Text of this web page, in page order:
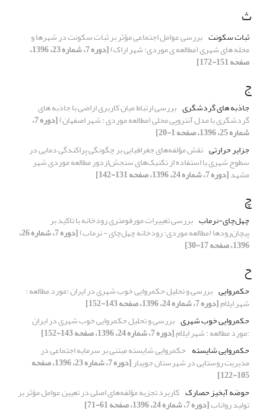
ث
ثبات سکونت بررسی عوامل اجتماعی مؤثر بر ثبات سکونت در شهرها و
محله های شهری (مطالعه ی موردی: شهر اراک) [دوره 7، شماره 23، 1396،
صفحه 151-172]
ج
جاذبه های گردشگری بررسی ارتباط میان کاربری اراضی با جاذبه های
گردشگری با مدل آنتروپی محلی (مطالعه موردی : شهر اصفهان) [دوره 7،
شماره 25، 1396، صفحه 1-20]
جزایر حرارتی نقش مؤلفه‌های جغرافیایی بر چگونگی پراکندگی دمایی در
سطوح شهری با استفاده از تکنیک‌های سنجش‌ازدور مطالعه موردی شهر
مشهد[دوره 7، شماره 24، 1396، صفحه 131-142]
چ
چهل‌چای‌-نرماب بررسی تغییرات مورفومتری رودخانه با تاکید بر
پیچان‌رودها (مطالعه موردی: رودخانه چهل‌چای - نرماب) [دوره 7، شماره 26،
1396، صفحه 17-30]
ح
حکمروایی بررسی و تحلیل حکمروایی خوب شهری در ایران :مورد مطالعه :
شهر ایلام[دوره 7، شماره 24، 1396، صفحه 143-152]
حکمروایی خوب شهری بررسی و تحلیل حکمروایی خوب شهری در ایران
:مورد مطالعه : شهر ایلام[دوره 7، شماره 24، 1396، صفحه 143-152]
حکمروایی شایسته حکمروایی شایسته مبتنی بر سرمایه اجتماعی در
مدیریت روستایی در شهرستان جویبار [دوره 7، شماره 23، 1396، صفحه
105-122]
حوضه آبخیز حصارک کاربرد تجزیه مؤلفه‌های اصلی در تعیین عوامل مؤثر بر
تولید رواناب[دوره 7، شماره 24، 1396، صفحه 61-71]